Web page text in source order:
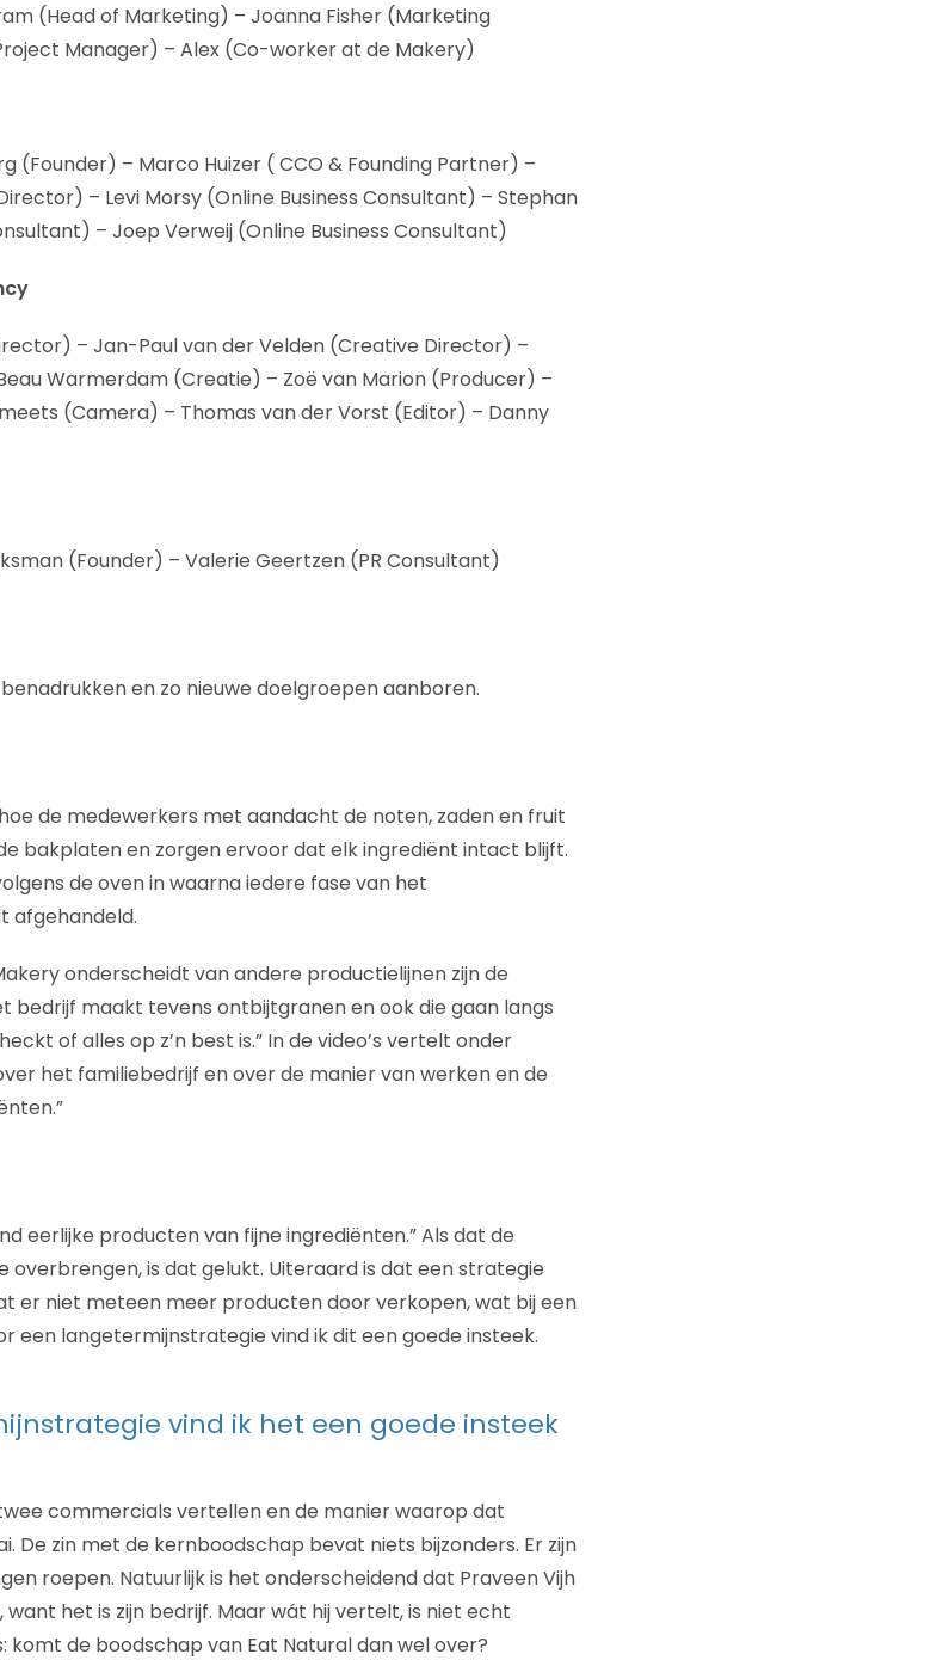
(Head of Marketing) – Joanna Fisher (Marketing
Manager) – Alex (Co-worker at de Makery)
(Founder) – Marco Huizer ( CCO & Founding Partner) –
– Levi Morsy (Online Business Consultant) – Stephan
– Joep Verweij (Online Business Consultant)
– Jan-Paul van der Velden (Creative Director) –
Warmerdam (Creatie) – Zoë van Marion (Producer) –
(Camera) – Thomas van der Vorst (Editor) – Danny
(Founder) – Valerie Geertzen (PR Consultant)
en zo nieuwe doelgroepen aanboren.
de medewerkers met aandacht de noten, zaden en fruit
bakplaten en zorgen ervoor dat elk ingrediënt intact blijft.
de oven in waarna iedere fase van het
afgehandeld.
onderscheidt van andere productielijnen zijn de
bedrijf maakt tevens ontbijtgranen en ook die gaan langs
of alles op z’n best is.” In de video’s vertelt onder
het familiebedrijf en over de manier van werken en de
eerlijke producten van fijne ingrediënten.” Als dat de
overbrengen, is dat gelukt. Uiteraard is dat een strategie
er niet meteen meer producten door verkopen, wat bij een
een langetermijnstrategie vind ik dit een goede insteek.
vind ik het een goede insteek
commercials vertellen en de manier waarop dat
De zin met de kernboodschap bevat niets bijzonders. Er zijn
roepen. Natuurlijk is het onderscheidend dat Praveen Vijh
het is zijn bedrijf. Maar wát hij vertelt, is niet echt
komt de boodschap van Eat Natural dan wel over?